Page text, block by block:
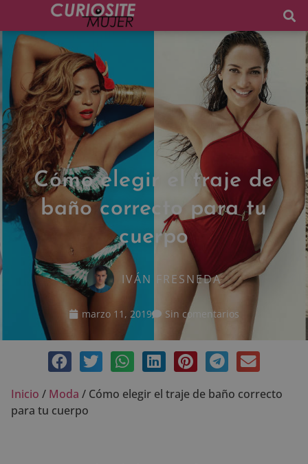
Cómo elegir el traje de
baño correcto para tu
cuerpo
IVÁN FRESNEDA
marzo 11, 2019 Sin comentarios
Inicio / Moda / Cómo elegir el traje de baño correcto
para tu cuerpo